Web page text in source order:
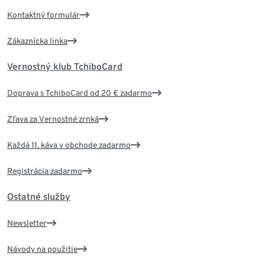
Kontaktný formulár
Zákaznícka linka
Vernostný klub TchiboCard
Doprava s TchiboCard od 20 € zadarmo
Zľava za Vernostné zrnká
Každá 11. káva v obchode zadarmo
Registrácia zadarmo
Ostatné služby
Newsletter
Návody na použitie